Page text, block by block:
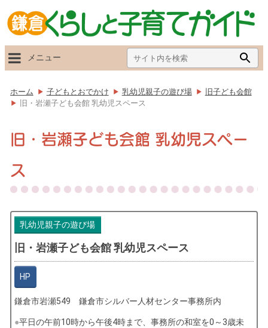
Search
for:
メニュー
ホーム 子どもとおでかけ 乳幼児親子の遊び場
旧子ども会館
旧・岩瀬子ども会館 乳幼児スペース
旧・岩瀬子ども会館 乳幼児スペー
ス
乳幼児親子の遊び場
旧・岩瀬子ども会館 乳幼児スペース
HP
鎌倉市岩瀬549 鎌倉市シルバー人材センター事務所内
平日の午前10時から午後4時まで、事務所の和室を0～3歳未